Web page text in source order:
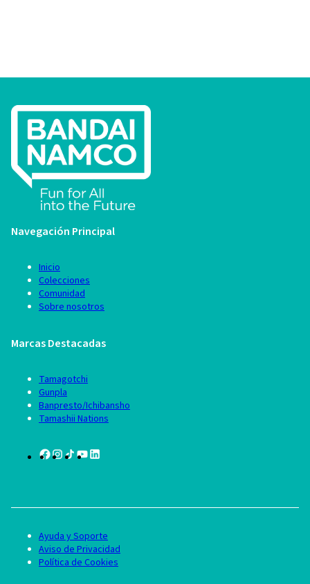
Navegación Principal
Inicio
Colecciones
Comunidad
Sobre nosotros
Marcas Destacadas
Tamagotchi
Gunpla
Banpresto/Ichibansho
Tamashii Nations
Ayuda y Soporte
Aviso de Privacidad
Política de Cookies